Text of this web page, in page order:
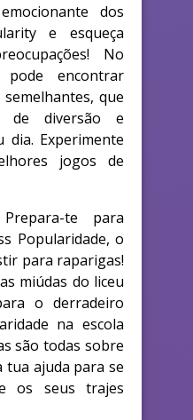
dos
e esqueça
No
pode encontrar
que
de diversão e
dia. Experimente
jogos de
te para
Popularidade, o
para raparigas!
miúdas do liceu
o derradeiro
na escola
são todas sobre
tua ajuda para se
os seus trajes